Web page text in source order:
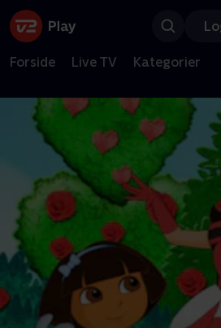
Forside Live TV Kategorier